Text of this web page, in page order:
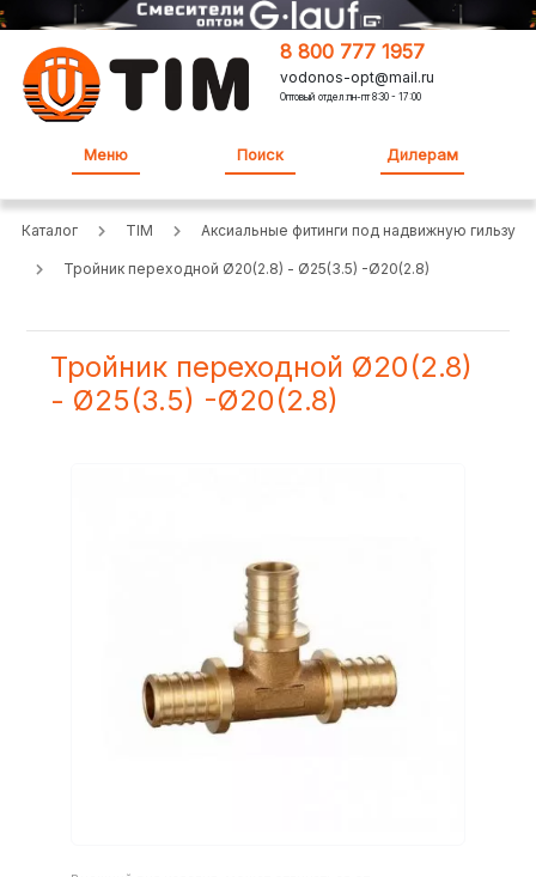
8 800 777 1957
vodonos-opt@mail.ru
Оптовый отдел:пн-пт 8:30 - 17:00
Меню Поиск Дилерам
Каталог TIM Аксиальные фитинги под надвижную гильзу
Тройник переходной Ø20(2.8) - Ø25(3.5) -Ø20(2.8)
Тройник переходной Ø20(2.8)
- Ø25(3.5) -Ø20(2.8)